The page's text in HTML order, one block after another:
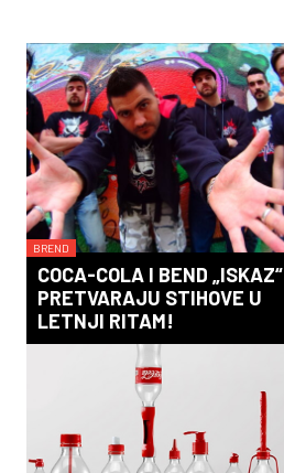
BREND
COCA-COLA I BEND „ISKAZ“
PRETVARAJU STIHOVE U
LETNJI RITAM!